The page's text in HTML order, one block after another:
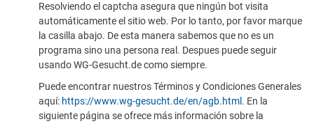
Resolviendo el captcha asegura que ningún bot visita
automáticamente el sitio web. Por lo tanto, por favor marque
la casilla abajo. De esta manera sabemos que no es un
programa sino una persona real. Despues puede seguir
usando WG-Gesucht.de como siempre.
Puede encontrar nuestros Términos y Condiciones Generales
aquí: https://www.wg-gesucht.de/en/agb.html . En la
siguiente página se ofrece más información sobre la